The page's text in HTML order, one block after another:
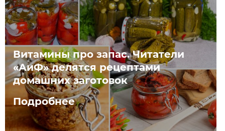
Витамины про запас. Читатели
«АиФ» делятся рецептами
домашних заготовок
Подробнее